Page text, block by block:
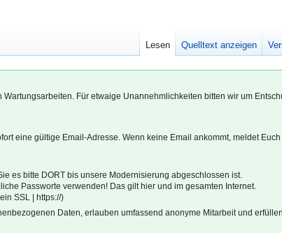
Wartungsarbeiten. Für etwaige Unannehmlichkeiten bitten wir um
eine gültige Email-Adresse. Wenn keine Email ankommt, meldet
es bitte DORT bis unsere Modernisierung abgeschlossen ist.
Passworte verwenden! Das gilt hier und im gesamten Internet.
SSL | https://)
Daten, erlauben umfassend anonyme Mitarbeit und
Lesen Quelltext anzeigen